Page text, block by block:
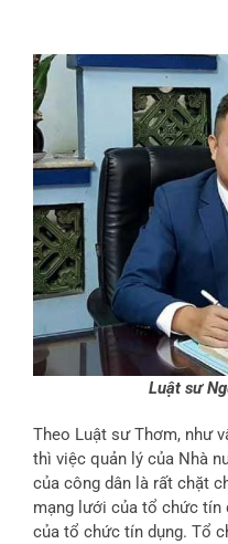
Luật sư
Theo Luật sư Thơm, như
thì việc quản lý của Nhà
của công dân là rất chặt
mạng lưới của tổ chức tín
của tổ chức tín dụng. Tổ